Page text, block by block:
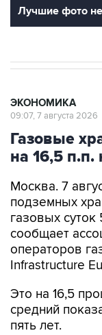
Лучшие фото
ЭКОНОМИКА
09:07, 7 августа 2026
Газовые
на 16,5 п.п.
Москва. 7
подземных
газовых суток
сообщает
операторов
Infrastructure
Это на 16,5
средний
пять лет.